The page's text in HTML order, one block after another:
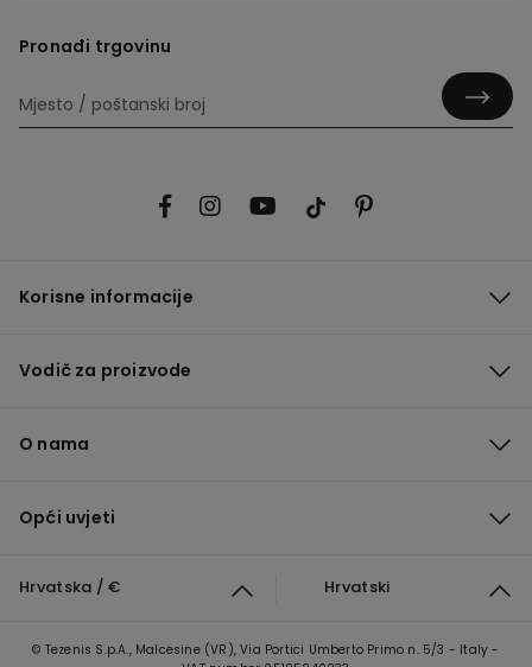
Pronađi trgovinu
Korisne informacije
Vodič za proizvode
O nama
Opći uvjeti
Hrvatska / € Hrvatski
© Tezenis S.p.A., Malcesine (VR), Via Portici Umberto Primo n. 5/3 - Italy -